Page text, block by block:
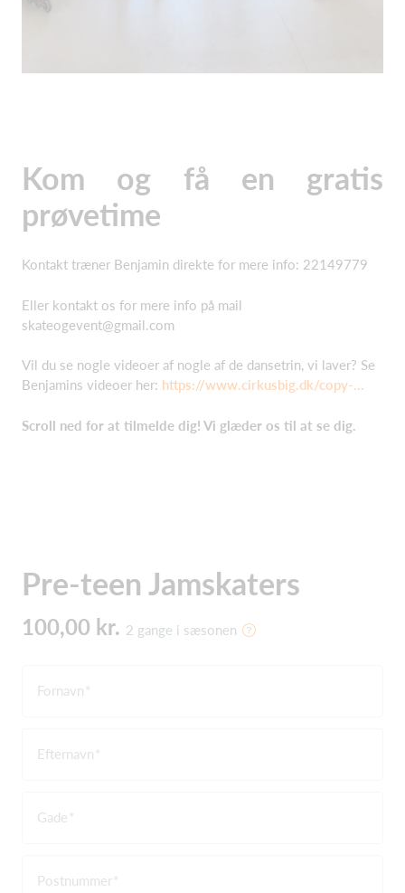
Kom og få en gratis
prøvetime
Kontakt træner Benjamin direkte for mere info: 22149779
Eller kontakt os for mere info på mail
skateogevent@gmail.com
Vil du se nogle videoer af nogle af de dansetrin, vi laver? Se
Benjamins videoer her: https://www.cirkusbig.dk/copy-...
Scroll ned for at tilmelde dig! Vi glæder os til at se dig.
Pre-teen Jamskaters
100,00 kr. 2 gange i sæsonen
Fornavn
Efternavn
Gade
Postnummer